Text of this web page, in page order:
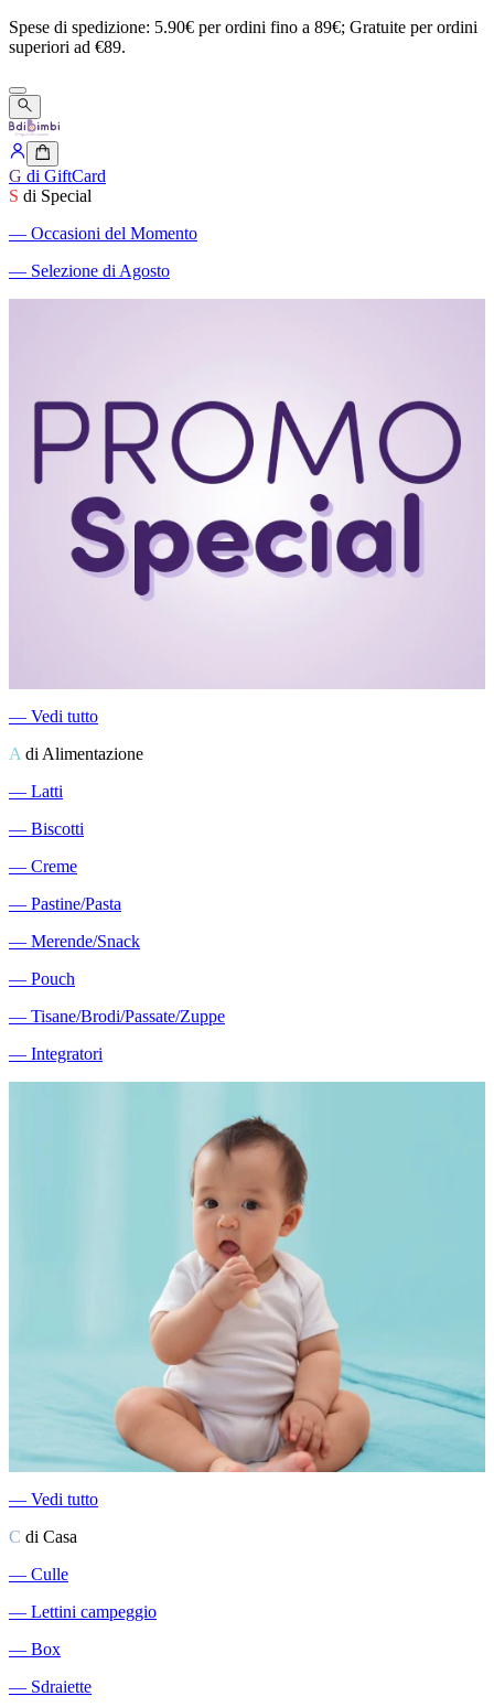
Spese di spedizione: 5.90€ perordini fino a 89€; Gratuite perordini
superiori ad €89.
G di GiftCard
S di Special
― Occasioni del Momento
― Selezione di Agosto
― Vedi tutto
A di Alimentazione
― Latti
― Biscotti
― Creme
― Pastine/Pasta
― Merende/Snack
― Pouch
― Tisane/Brodi/Passate/Zuppe
― Integratori
― Vedi tutto
C di Casa
― Culle
― Lettini campeggio
― Box
― Sdraiette